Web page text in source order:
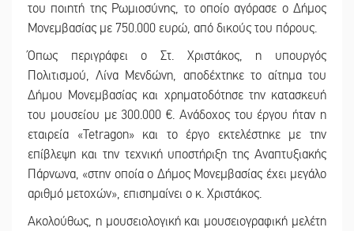
του ποιητή της Ρωμιοσύνης, το οποίο αγόρασε ο Δήμος
Μονεμβασίας με 750.000 ευρώ, από δικούς του πόρους.
Όπως περιγράφει ο Στ. Χριστάκος, η υπουργός
Πολιτισμού, Λίνα Μενδώνη, αποδέχτηκε το αίτημα του
Δήμου Μονεμβασίας και χρηματοδότησε την κατασκευή
του μουσείου με 300.000 €. Ανάδοχος του έργου ήταν η
εταιρεία «Tetragon» και το έργο εκτελέστηκε με την
επίβλεψη και την τεχνική υποστήριξη της Αναπτυξιακής
Πάρνωνα, «στην οποία ο Δήμος Μονεμβασίας έχει μεγάλο
αριθμό μετοχών», επισημαίνει ο κ. Χριστάκος.
Ακολούθως, η μουσειολογική και μουσειογραφική μελέτη